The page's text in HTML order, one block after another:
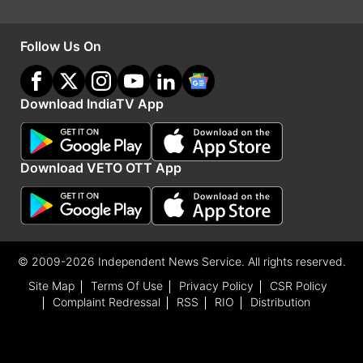
जानें ट्रैफिक का लेटेस्ट अपडेट
रविवार की सुबह 8 बजे के करीब प्रयागराज शहर के दो
रास्तों- लेप्रोसी तिराहा और फाफामऊ तिराहे पर ट्रैफिक
जाम लगा था।
मिर्जापुर-प्रयागराज हाइवे पर ट्रैफिक क्लियर है।
रीवा, जौनपुर, लखनऊ, वाराणसी और कौशांबी से प्रयागराज
आने-जाने वाले रास्तों पर भी ट्रैफिक क्लियर है।
सीएम योगी ने लोगों से की अपील
Follow Us On
Download IndiaTV App
Download VETO OTT App
© 2009-2026 Independent News Service. All rights reserved.
Site Map
Terms Of Use Privacy Policy
CSR Policy
Complaint Redressal
RSS RIO Distribution